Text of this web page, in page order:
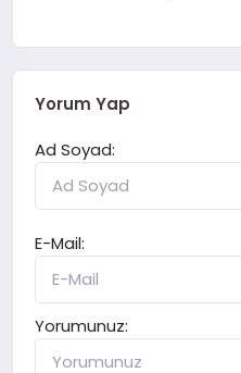
Yorum Yap
Ad Soyad:
E-Mail:
Yorumunuz: